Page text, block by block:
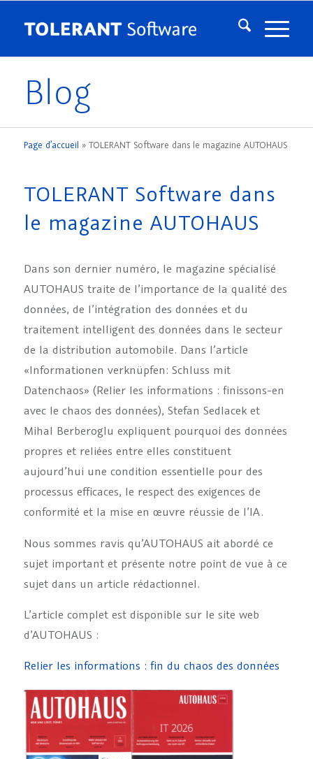
Blog
Page d’accueil » TOLERANT Software dans le magazine AUTOHAUS
TOLERANT Software dans
le magazine AUTOHAUS
Dans son dernier numéro, le magazine spécialisé
AUTOHAUS traite de l’importance de la qualité des
données, de l’intégration des données et du
traitement intelligent des données dans le secteur
de la distribution automobile. Dans l’article
«Informationen verknüpfen: Schluss mit
Datenchaos» (Relier les informations : finissons-en
avec le chaos des données), Stefan Sedlacek et
Mihal Berberoglu expliquent pourquoi des données
propres et reliées entre elles constituent
aujourd’hui une condition essentielle pour des
processus efficaces, le respect des exigences de
conformité et la mise en œuvre réussie de l’IA.
Nous sommes ravis qu’AUTOHAUS ait abordé ce
sujet important et présente notre point de vue à ce
sujet dans un article rédactionnel.
L’article complet est disponible sur le site web
d’AUTOHAUS :
Relier les informations : fin du chaos des données